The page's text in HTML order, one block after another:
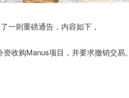
一则重磅通告，内容如下，
收购Manus项目，并要求撤销交易。